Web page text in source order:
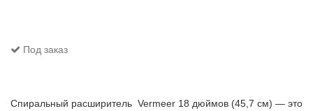
Под заказ
Спиральный расширитель Vermeer 18 дюймов (45,7 см) — это